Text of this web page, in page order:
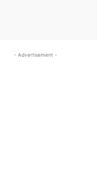
- Advertisement -